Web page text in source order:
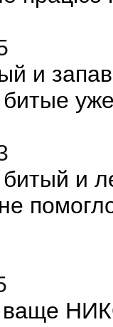
и
битый и
ваще